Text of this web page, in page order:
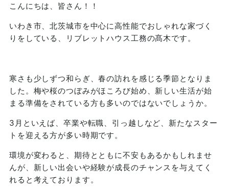
こんにちは、皆さん！！
いわき市、北茨城市を中心に高性能でおしゃれな家づく
りをしている、リブレットハウス工務の髙木です。
寒さも少しずつ和らぎ、春の訪れを感じる季節となりま
した。梅や桜のつぼみがほころび始め、新しい生活が始
まる準備をされている方も多いのではないでしょうか。
3月といえば、卒業や転職、引っ越しなど、新たなスター
トを迎える方が多い時期です。
環境が変わると、期待とともに不安もあるかもしれませ
んが、新しい出会いや経験が成長のチャンスを与えてく
れると考えております。